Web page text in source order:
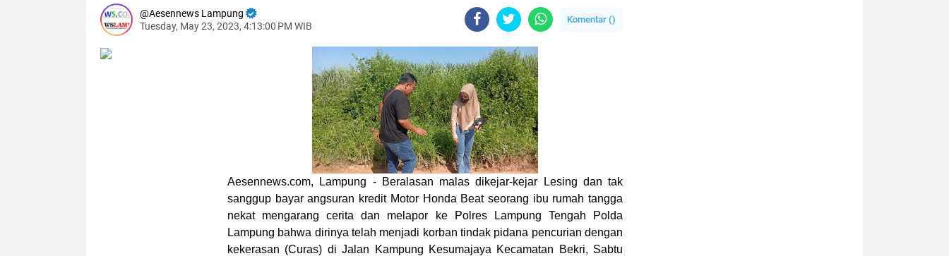
Aesennews Lampung
Tuesday, May 23, 2023, 4:13:00 PM WIB
Komentar ()
Aesennews.com, Lampung - Beralasan malas dikejar-kejar Lesing dan tak
sanggup bayar angsuran kredit Motor Honda Beat seorang ibu rumah tangga
nekat mengarang cerita dan melapor ke Polres Lampung Tengah Polda
Lampung bahwa dirinya telah menjadi korban tindak pidana pencurian dengan
kekerasan (Curas) di Jalan Kampung Kesumajaya Kecamatan Bekri, Sabtu